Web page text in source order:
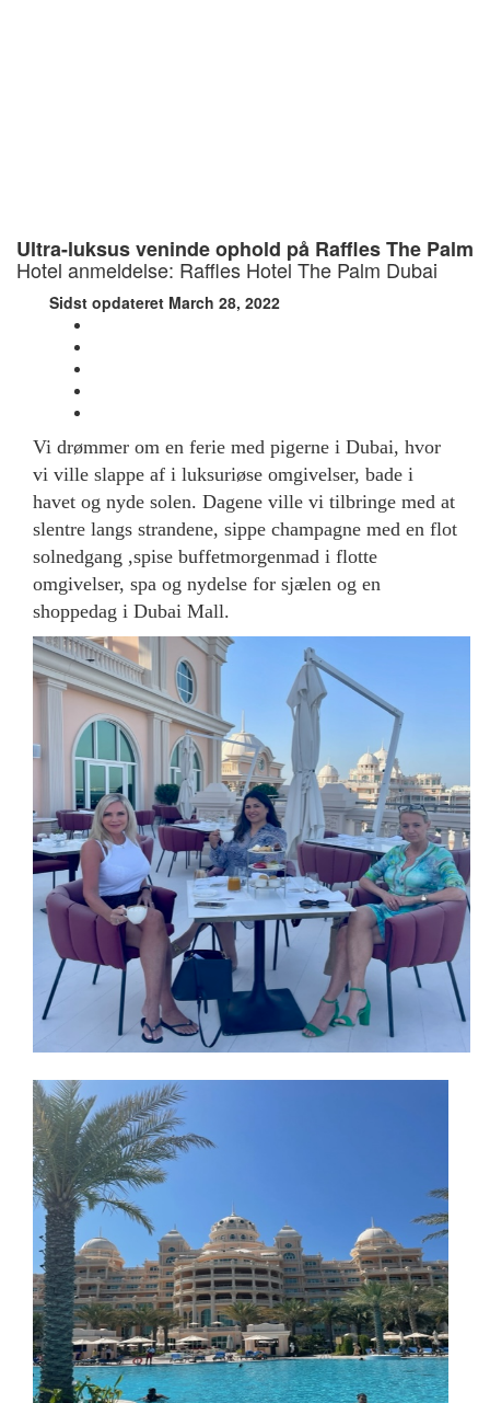
Ultra-luksus veninde ophold på Raffles The Palm
Hotel anmeldelse: Raffles Hotel The Palm Dubai
Sidst opdateret March 28, 2022
Vi drømmer om en ferie med pigerne i Dubai, hvor
vi ville slappe af i luksuriøse omgivelser, bade i
havet og nyde solen. Dagene ville vi tilbringe med at
slentre langs strandene, sippe champagne med en flot
solnedgang ,spise buffetmorgenmad i flotte
omgivelser, spa og nydelse for sjælen og en
shoppedag i Dubai Mall.